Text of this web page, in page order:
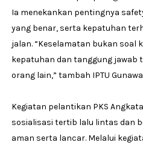
Ia menekankan pentingnya
yang benar, serta kepatuhan
jalan. “Keselamatan bukan soal
kepatuhan dan tanggung jawab
orang lain,” tambah IPTU
Kegiatan pelantikan PKS
sosialisasi tertib lalu lintas dan
aman serta lancar. Melalui